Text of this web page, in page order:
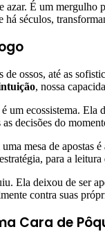
azar. É um
séculos,
ossos, até as
, nossa
ecossistema. Ela
decisões do
mesa de apostas
para a
Ela deixou de ser
contra suas
Cara de